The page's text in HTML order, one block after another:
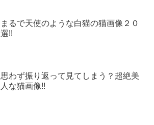
まるで天使のような白猫の猫画像２０
選!!
思わず振り返って見てしまう？超絶美
人な猫画像!!